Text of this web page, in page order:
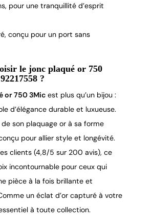
pour une tranquillité d’esprit
conçu pour un port sans
le jonc plaqué or 750
?
or 750 3Mic est plus qu’un bijou :
d’élégance durable et luxueuse.
son plaquage or à sa forme
pour allier style et longévité.
clients (4,8/5 sur 200 avis), ce
incontournable pour ceux qui
pièce à la fois brillante et
un éclat d’or capturé à votre
à toute collection.